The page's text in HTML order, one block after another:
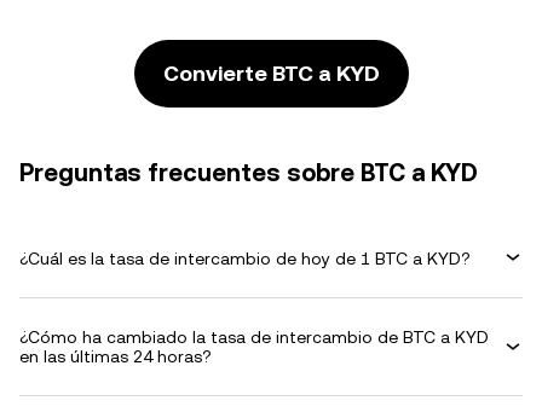
Convierte BTC a KYD
Preguntas frecuentes sobre BTC a KYD
¿Cuál es la tasa de intercambio de hoy de 1 BTC a KYD?
¿Cómo ha cambiado la tasa de intercambio de BTC a KYD
en las últimas 24 horas?